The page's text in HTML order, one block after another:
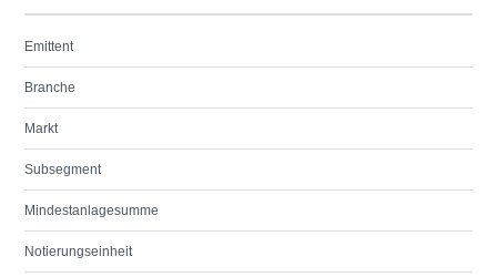
Emittent
Branche
Markt
Subsegment
Mindestanlagesumme
Notierungseinheit